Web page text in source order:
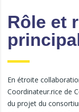
Rôle et
En étroite
Coordinateur.rice de
du projet du